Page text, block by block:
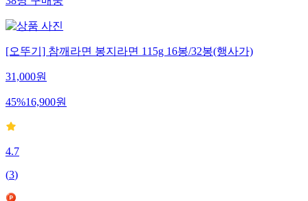
38명구매중
[오뚜기] 참깨라면 봉지라면 115g 16봉/32봉(행사가)
31,000원
45%16,900원
4.7
(3)